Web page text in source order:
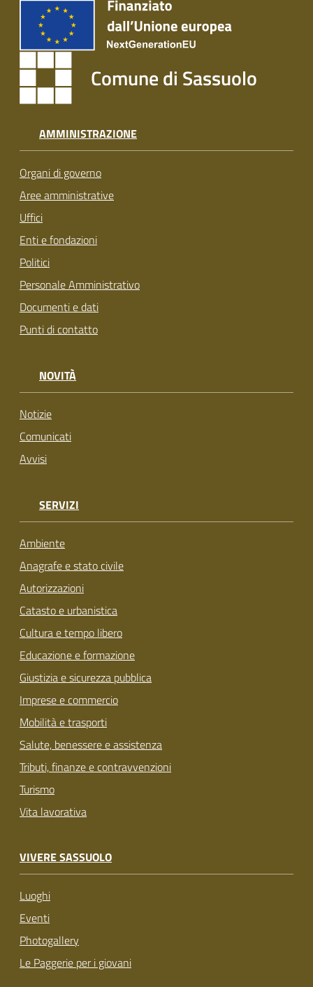
Comune di Sassuolo
AMMINISTRAZIONE
Organi di governo
Aree amministrative
Uffici
Enti e fondazioni
Politici
Personale Amministrativo
Documenti e dati
Punti di contatto
NOVITÀ
Notizie
Comunicati
Avvisi
SERVIZI
Ambiente
Anagrafe e stato civile
Autorizzazioni
Catasto e urbanistica
Cultura e tempo libero
Educazione e formazione
Giustizia e sicurezza pubblica
Imprese e commercio
Mobilità e trasporti
Salute, benessere e assistenza
Tributi, finanze e contravvenzioni
Turismo
Vita lavorativa
VIVERE SASSUOLO
Luoghi
Eventi
Photogallery
Le Paggerie per i giovani